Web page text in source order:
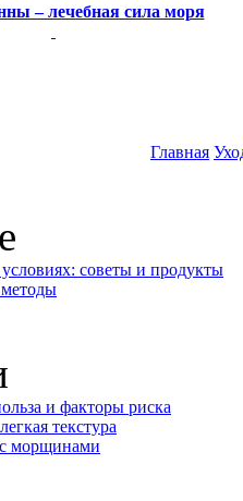
– лечебная сила моря
Главная
советы и продукты
и факторы риска
текстура
морщинами